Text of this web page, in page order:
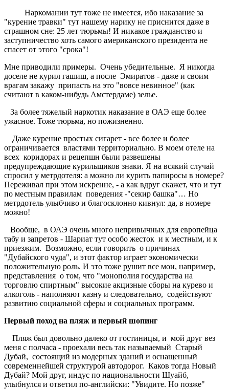
Наркомании тут тоже не имеется, ибо наказание за
"курение травки" тут нашему нарику не приснится даже в
страшном сне: 25 лет тюрьмы! И никакое гражданство и
заступничество хоть самого американского президента не
спасет от этого "срока"!
Мне приводили примеры. Очень убедительные. Я никогда
доселе не курил гашиш, а после Эмиратов - даже и своим
врагам закажу припасть на это "вовсе невинное" (как
считают в каком-нибудь Амстердаме) зелье.
За более тяжелый наркотик наказание в ОАЭ еще более
ужасное. Тоже тюрьма, но пожизненно.
Даже курение простых сигарет - все более и более
ограничивается властями территориально. В моем отеле на
всех коридорах и рецепшн были развешены
предупреждающие курильщиков знаки. Я на всякий случай
спросил у метрдотеля: а можно ли курить папиросы в номере?
Переживал при этом искренне, - а как вдруг скажет, что и тут
по местным правилам поведения -"секир башка"… Но
метрдотель улыбчиво и благосклонно кивнул: да, в номере
можно!
Вообще, в ОАЭ очень много непривычных для европейца
табу и запретов - Шариат тут особо жесток и к местным, и к
приезжим. Возможно, если говорить о причинах
"Дубайского чуда", и этот фактор играет экономически
положительную роль. И это тоже рушит все мои, например,
представления о том, что "монополия государства на
торговлю спиртным" высокие акцизные сборы на курево и
алкоголь - наполняют казну и следовательно, содействуют
развитию социальной сферы и социальных программ.
Первый поход на пляж и первый шопинг
Пляж был довольно далеко от гостиницы, и мой друг вез
меня с полчаса - проехали весь так называемый Старый
Дубай, состоящий из модерных зданий и оснащенный
современнейшей структурой автодорог. Каков тогда Новый
Дубай? Мой друг, индус по национальности Шуайб,
улыбнулся и ответил по-английски: "Увидите. Но позже"